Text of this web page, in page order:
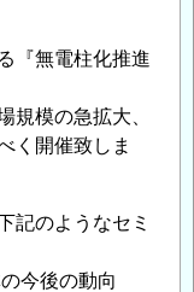
『無電柱化推進
規模の急拡大、
く開催致しま
記のようなセミ
今後の動向